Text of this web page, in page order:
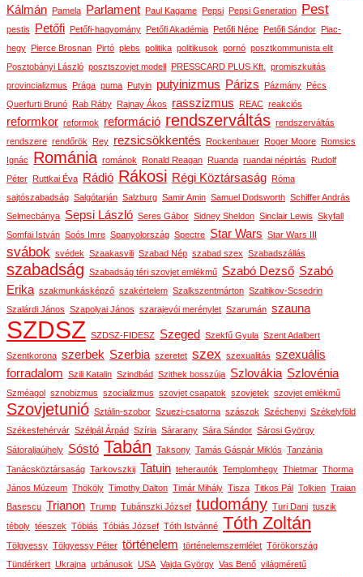
Kálmán
Pamela Parlament Paul Kagame Pepsi Pepsi Generation Pest
pestis Petőfi Petőfi-hagyomány Petőfi Akadémia Petőfi Népe Petőfi Sándor
Piac-
hegy
Pierce Brosnan Pirtó plebs politika politikusok pornó posztkommunista elit
Posztobányi László posztszovjet modell PRESSCARD PLUS Kft.
promiszkuitás
provincializmus
Prága puma Putyin putyinizmus Párizs Pázmány
Pécs
Querfurti Brunó
Rab Ráby Rajnay Ákos rasszizmus REAC reakciós
reformkor reformok reformáció rendszerváltás rendszerváltás
rendszere rendőrök Rey rezsicsökkentés Rockenbauer Roger Moore
Romsics
Ignác
Románia románok Ronald Reagan Ruanda ruandai népirtás
Rudolf
Péter
Ruttkai Éva Rádió Rákosi Régi Köztársaság
Róma
sajtószabadság Salgótarján Salzburg Samir Amin Samuel Dodsworth Schiffer András
Selmecbánya Sepsi László Seres Gábor Sidney Sheldon Sinclair Lewis Skyfall
Somfai István Soós Imre Spanyolország Spectre Star Wars Star Wars III
svábok svédek Szaakasvili Szabad Nép szabad szex Szabadszállás
szabadság Szabadság téri szovjet emlékmű Szabó Dezső Szabó
Erika szakmunkásképző szakértelem Szalkszentmárton Szaltikov-Scsedrin
Szalárdi János Szapolyai János szarajevói merénylet Szarumán szauna
SZDSZ SZDSZ-FIDESZ Szeged Szekfű Gyula Szent Adalbert
Szentkorona szerbek Szerbia szeretet szex szexualitás szexuális
forradalom Szili Katalin Szindbád Szithek bosszúja Szlovákia Szlovénia
Szméagol sznobizmus szocializmus szovjet csapatok szovjetek szovjet emlékmű
Szovjetunió Sztálin-szobor Szuezi-csatorna szászok Széchenyi Székelyföld
Székesfehérvár Szélpál Árpád Szíria Sárarany Sára Sándor Sárosi György
Sátoraljaújhely Sóstó Tabán Taksony Tamás Gáspár Miklós Tanzánia
Tanácsköztársaság Tarkovszkij Tatuin teherautók Templomhegy Thietmar Thorma
János Múzeum Thököly Timothy Dalton Timár Mihály Tisza Titkos Pál Tolkien Traian
Basescu Trianon Trump Tubánszki József tudomány Turi Dani tuszik
téboly téeszek Tóbiás Tóbiás József Tóth Istvánné Tóth Zoltán
Tölgyessy Tölgyessy Péter történelem történelemszemlélet Törökország
Tündérkert Ukrajna urbánusok USA Vajda György Vas Benő világméretű